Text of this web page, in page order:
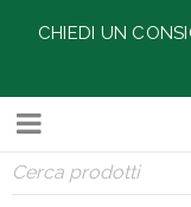
CHIEDI UN